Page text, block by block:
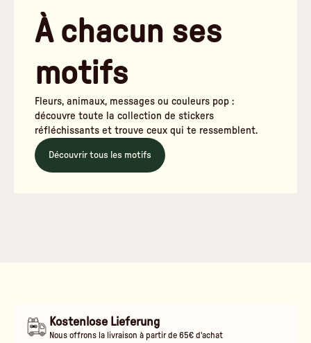
À chacun ses
motifs
Fleurs, animaux, messages ou couleurs pop :
découvre toute la collection de stickers
réfléchissants et trouve ceux qui te ressemblent.
Découvrir tous les motifs
Kostenlose Lieferung
Nous offrons la livraison à partir de 65€ d'achat